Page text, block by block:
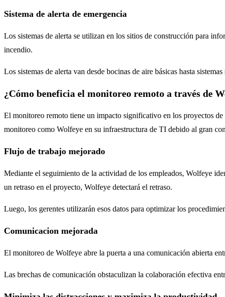
Sistema de alerta de emergencia
Los sistemas de alerta se utilizan en los sitios de construcción para
incendio.
Los sistemas de alerta van desde bocinas de aire básicas hasta
¿Cómo beneficia el monitoreo remoto a través de
El monitoreo remoto tiene un impacto significativo en los proyectos
monitoreo como Wolfeye en su infraestructura de TI debido al gran
Flujo de trabajo mejorado
Mediante el seguimiento de la actividad de los empleados, Wolfeye
un retraso en el proyecto, Wolfeye detectará el retraso.
Luego, los gerentes utilizarán esos datos para optimizar los
Comunicacion mejorada
El monitoreo de Wolfeye abre la puerta a una comunicación abierta
Las brechas de comunicación obstaculizan la colaboración efectiva